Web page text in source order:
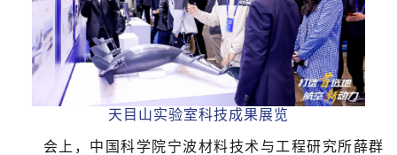
天目山实验室科技成果展览
会上，中国科学院宁波材料技术与工程研究所薛群